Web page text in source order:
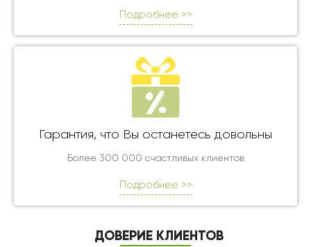
Подробнее >>
Гарантия, что Вы останетесь довольны
Более 300 000 счастливых клиентов
Подробнее >>
ДОВЕРИЕ КЛИЕНТОВ